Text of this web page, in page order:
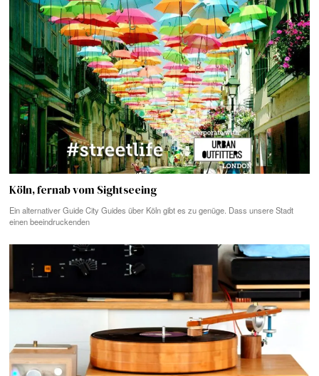
Köln, fernab vom Sightseeing
Ein alternativer Guide City Guides über Köln gibt es zu genüge. Dass unsere Stadt
einen beeindruckenden